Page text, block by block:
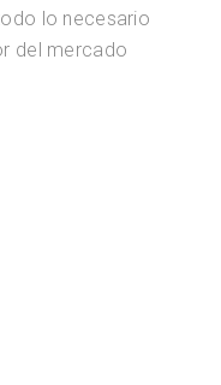
lo necesario
del mercado